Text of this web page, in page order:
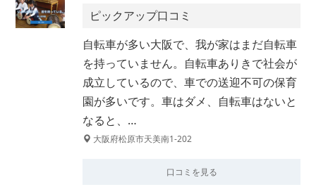
ピックアップ口コミ
自転車が多い大阪で、我が家はまだ自転車
を持っていません。自転車ありきで社会が
成立しているので、車での送迎不可の保育
園が多いです。車はダメ、自転車はないと
なると、…
大阪府松原市天美南1-202
口コミを見る